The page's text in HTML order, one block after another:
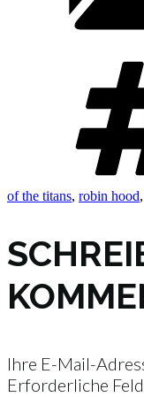
of the titans, robin hood,
Ihre E-Mail-
Erforderliche